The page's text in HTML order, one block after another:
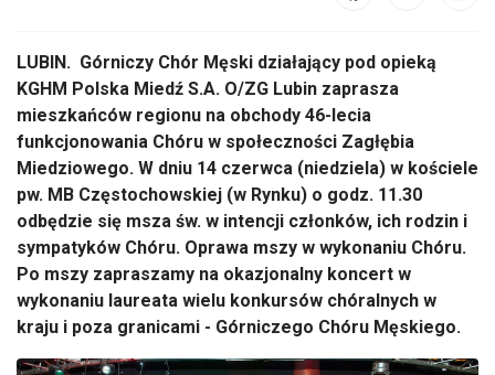
LUBIN. Górniczy Chór Męski działający pod opieką
KGHM Polska Miedź S.A. O/ZG Lubin zaprasza
mieszkańców regionu na obchody 46-lecia
funkcjonowania Chóru w społeczności Zagłębia
Miedziowego. W dniu 14 czerwca (niedziela) w kościele
pw. MB Częstochowskiej (w Rynku) o godz. 11.30
odbędzie się msza św. w intencji członków, ich rodzin i
sympatyków Chóru. Oprawa mszy w wykonaniu Chóru.
Po mszy zapraszamy na okazjonalny koncert w
wykonaniu laureata wielu konkursów chóralnych w
kraju i poza granicami - Górniczego Chóru Męskiego.